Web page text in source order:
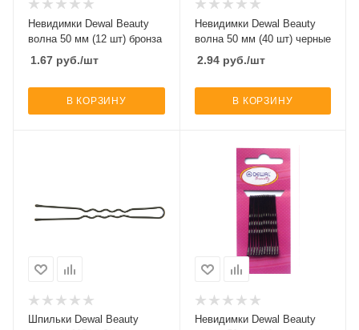
Невидимки Dewal Beauty
волна 50 мм (12 шт) бронза
1.67 руб./шт
В КОРЗИНУ
Невидимки Dewal Beauty
волна 50 мм (40 шт) черные
2.94руб./шт
В КОРЗИНУ
Шпильки Dewal Beauty
Невидимки Dewal Beauty